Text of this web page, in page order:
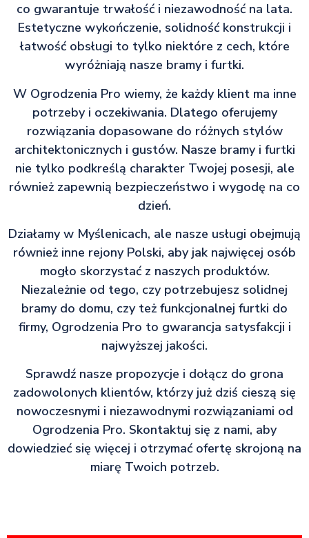
co gwarantuje trwałość i niezawodność na lata.
Estetyczne wykończenie, solidność konstrukcji i
łatwość obsługi to tylko niektóre z cech, które
wyróżniają nasze bramy i furtki.
W Ogrodzenia Pro wiemy, że każdy klient ma inne
potrzeby i oczekiwania. Dlatego oferujemy
rozwiązania dopasowane do różnych stylów
architektonicznych i gustów. Nasze bramy i furtki
nie tylko podkreślą charakter Twojej posesji, ale
również zapewnią bezpieczeństwo i wygodę na co
dzień.
Działamy w Myślenicach, ale nasze usługi obejmują
również inne rejony Polski, aby jak najwięcej osób
mogło skorzystać z naszych produktów.
Niezależnie od tego, czy potrzebujesz solidnej
bramy do domu, czy też funkcjonalnej furtki do
firmy, Ogrodzenia Pro to gwarancja satysfakcji i
najwyższej jakości.
Sprawdź nasze propozycje i dołącz do grona
zadowolonych klientów, którzy już dziś cieszą się
nowoczesnymi i niezawodnymi rozwiązaniami od
Ogrodzenia Pro. Skontaktuj się z nami, aby
dowiedzieć się więcej i otrzymać ofertę skrojoną na
miarę Twoich potrzeb.